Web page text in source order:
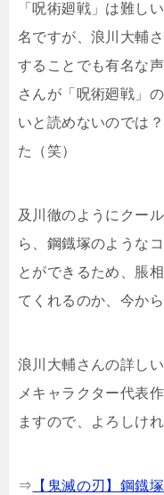
「呪術廻戦」は難し
名ですが、浪川大輔
することでも有名な
さんが「呪術廻戦」
いと読めないのでは
た（笑）
及川徹のようにクー
ら、鋼鐡塚のような
とができるため、脹
てくれるのか、今か
浪川大輔さんの詳し
メキャラクター代表
ますので、よろしけ
⇒ 【鬼滅の刃】鋼鐡